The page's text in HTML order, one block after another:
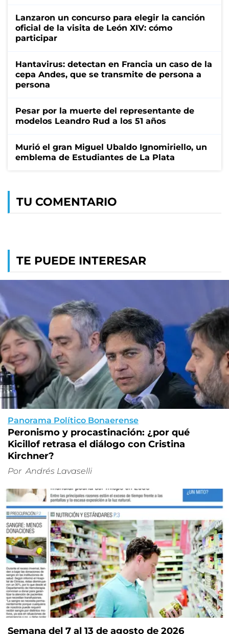
Lanzaron un concurso para elegir la canción
oficial de la visita de León XIV: cómo
participar
Hantavirus: detectan en Francia un caso de la
cepa Andes, que se transmite de persona a
persona
Pesar por la muerte del representante de
modelos Leandro Rud a los 51 años
Murió el gran Miguel Ubaldo Ignomiriello, un
emblema de Estudiantes de La Plata
TU COMENTARIO
TE PUEDE INTERESAR
Panorama Político Bonaerense
Peronismo y procastinación: ¿por qué
Kicillof retrasa el diálogo con Cristina
Kirchner?
Por Andrés Lavaselli
Semana del 7 al 13 de agosto de 2026